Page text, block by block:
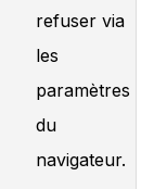
refuser via
les
paramètres
du
navigateur.